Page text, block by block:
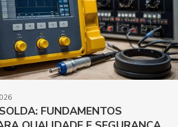
FUNDAMENTOS